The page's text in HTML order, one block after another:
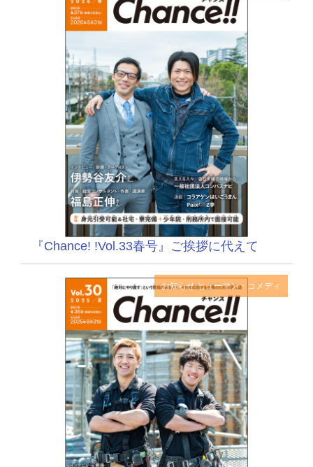
『Chance! !Vol.33春号』ご挨拶に代えて
お知らせ ヒューマン・コメディ